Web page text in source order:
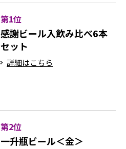
第1位
感謝ビール入飲み比べ6本
セット
詳細はこちら
第2位
一升瓶ビール＜金＞